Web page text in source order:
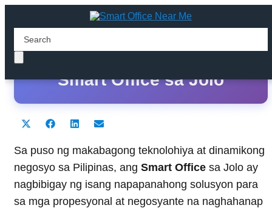
Ang Pinakamahusay na
Smart Office sa Jolo
Share
T
w
i
t
t
e
Share
c
e
b
o
k
Share
n
k
e
I
n
Share
a
i
l
Sa puso ng makabagong teknolohiya at dinamikong
negosyo sa Pilipinas, ang Smart Office sa Jolo ay
nagbibigay ng isang napapanahong solusyon para
sa mga propesyonal at negosyante na naghahanap